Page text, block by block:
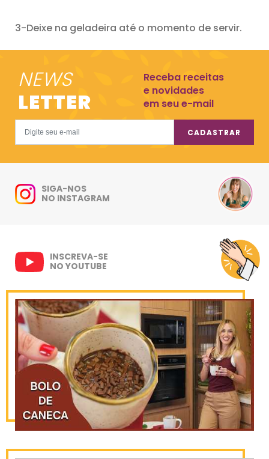
3-Deixe na geladeira até o momento de servir.
NEWS
LETTER
Receba receitas
e novidades
em seu e-mail
CADASTRAR
SIGA-NOS
NO INSTAGRAM
INSCREVA-SE
NO YOUTUBE